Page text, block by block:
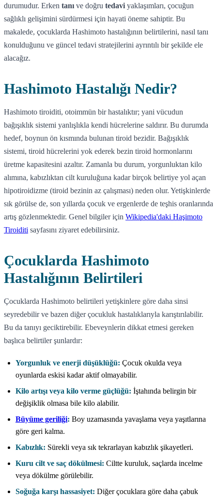
durumudur. Erken tanı ve doğru tedavi yaklaşımları, çocuğun
sağlıklı gelişimini sürdürmesi için hayati öneme sahiptir. Bu
makalede, çocuklarda Hashimoto hastalığının belirtilerini, nasıl tanı
konulduğunu ve güncel tedavi stratejilerini ayrıntılı bir şekilde ele
alacağız.
Hashimoto Hastalığı Nedir?
Hashimoto tiroiditi, otoimmün bir hastalıktır; yani vücudun
bağışıklık sistemi yanlışlıkla kendi hücrelerine saldırır. Bu durumda
hedef, boynun ön kısmında bulunan tiroid bezidir. Bağışıklık
sistemi, tiroid hücrelerini yok ederek bezin tiroid hormonlarını
üretme kapasitesini azaltır. Zamanla bu durum, yorgunluktan kilo
alımına, kabızlıktan cilt kuruluğuna kadar birçok belirtiye yol açan
hipotiroidizme (tiroid bezinin az çalışması) neden olur. Yetişkinlerde
sık görülse de, son yıllarda çocuk ve ergenlerde de teşhis oranlarında
artış gözlenmektedir. Genel bilgiler için Wikipedia'daki Haşimoto
Tiroiditi sayfasını ziyaret edebilirsiniz.
Çocuklarda Hashimoto
Hastalığının Belirtileri
Çocuklarda Hashimoto belirtileri yetişkinlere göre daha sinsi
seyredebilir ve bazen diğer çocukluk hastalıklarıyla karıştırılabilir.
Bu da tanıyı geciktirebilir. Ebeveynlerin dikkat etmesi gereken
başlıca belirtiler şunlardır:
Yorgunluk ve enerji düşüklüğü: Çocuk okulda veya
oyunlarda eskisi kadar aktif olmayabilir.
Kilo artışı veya kilo verme güçlüğü: İştahında belirgin bir
değişiklik olmasa bile kilo alabilir.
Büyüme geriliği: Boy uzamasında yavaşlama veya yaşıtlarına
göre geri kalma.
Kabızlık: Sürekli veya sık tekrarlayan kabızlık şikayetleri.
Kuru cilt ve saç dökülmesi: Ciltte kuruluk, saçlarda incelme
veya dökülme görülebilir.
Soğuğa karşı hassasiyet: Diğer çocuklara göre daha çabuk